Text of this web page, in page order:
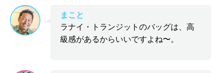
まこと
ラナイ・トランジットのバッグは、高
級感があるからいいですよね〜。